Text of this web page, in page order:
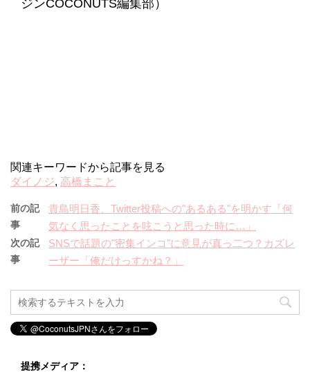
ジンCOCONUTS編集部）
関連キーワードから記事を見る
ダイノジ, 高橋まこと
前の記
事
貴島明日香、Twitter投稿への"あるある"を明かす「何
気なく思ったことを呟こうと思った時に…」
次の記
事
SNSで話題の"密集インコ"に意見が真っ二つ？カズレ
ーザー「俺だけっすかね？」
提携メディア：